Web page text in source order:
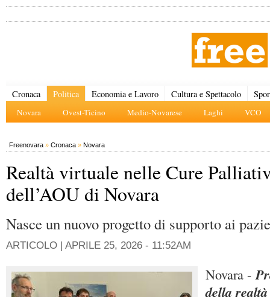
Cronaca Politica
Novara Ovest-Ticino Medio-Novarese Laghi VCO
Economia e Lavoro Cultura e Spettacolo
Freenovara » Cronaca » Novara
Realtà virtuale nelle Cure
dell’AOU di Novara
Nasce un nuovo progetto di supporto ai
ARTICOLO | APRILE 25, 2026 - 11:52AM
Novara -
della